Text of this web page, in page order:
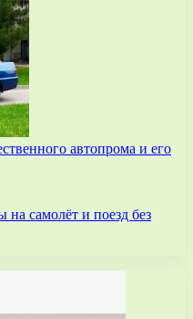
автопрома и его
самолёт и поезд без